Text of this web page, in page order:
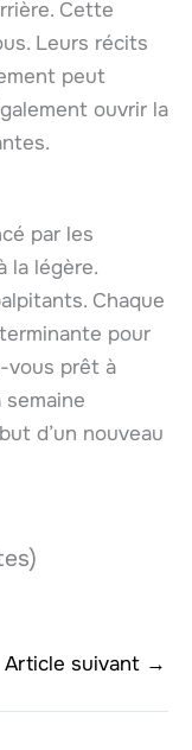
Cette
Leurs récits
peut
ouvrir la
par les
la légère.
Chaque
pour
vous prêt à
d’un nouveau
Article suivant →